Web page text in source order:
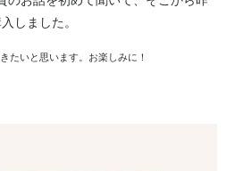
しました。
たいと思います。お楽しみに！